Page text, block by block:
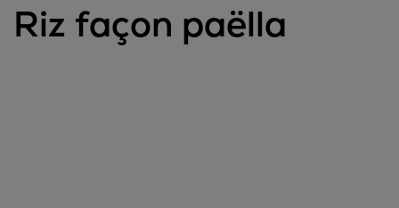
Riz façon paëlla